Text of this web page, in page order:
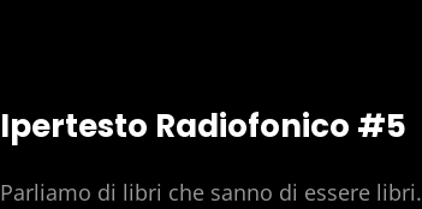
Ipertesto Radiofonico #5
Parliamo di libri che sanno di essere libri.